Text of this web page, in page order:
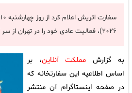
۲۰۲۶)، فعالیت عادی خود را در تهران از سر گرفته است.
به گزارش مملکت آنلاین، بر
اساس اطلاعیه این سفارتخانه که
در صفحه اینستاگرام آن منتشر